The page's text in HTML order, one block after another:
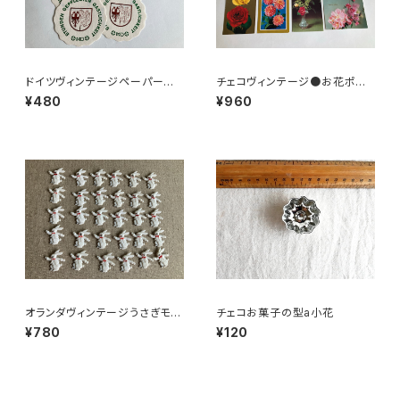
ドイツヴィンテージペーパーコ
ースター8枚組●HO
¥480
チェコヴィンテージ●お花ポスト
カード8枚組
¥960
オランダヴィンテージうさぎモチ
ーフプラパーツ30個セットNo16
4
¥780
チェコお菓子の型a小花
¥120